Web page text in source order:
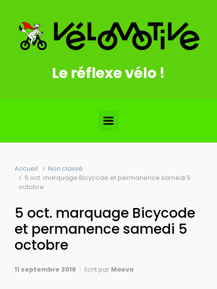
Le réflexe vélo !
Accueil
Non classé
5 oct. marquage Bicycode et permanence samedi 5
octobre
5 oct. marquage Bicycode
et permanence samedi 5
octobre
11 septembre 2019 Ecrit par Maeva